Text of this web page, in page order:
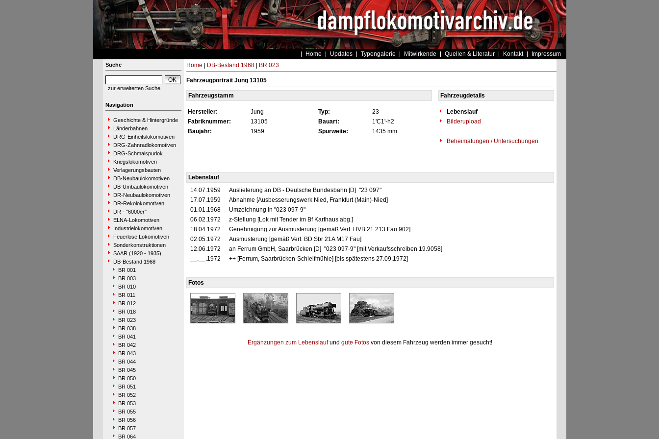
Home Updates Typengalerie Mitwirkende Quellen & Literatur Kontakt Impressum
Suche
zur erweiterten Suche
Navigation
Geschichte & Hintergründe
Länderbahnen
DRG-Einheitslokomotiven
DRG-Zahnradlokomotiven
DRG-Schmalspurlok.
Kriegslokomotiven
Verlagerungsbauten
DB-Neubaulokomotiven
DB-Umbaulokomotiven
DR-Neubaulokomotiven
DR-Rekolokomotiven
DR - "6000er"
ELNA-Lokomotiven
Industrielokomotiven
Feuerlose Lokomotiven
Sonderkonstruktionen
SAAR (1920 - 1935)
DB-Bestand 1968
BR 001
BR 003
BR 010
BR 011
BR 012
BR 018
BR 023
BR 038
BR 041
BR 042
BR 043
BR 044
BR 045
BR 050
BR 051
BR 052
BR 053
BR 055
BR 056
BR 057
BR 064
Home DB-Bestand 1968| BR 023
Fahrzeugportrait Jung 13105
Fahrzeugstamm Fahrzeugdetails
Hersteller: Jung Typ: 23
Lebenslauf
Fabriknummer:
13105 Bauart: 1'C1'-h2
Bilderupload
Baujahr:
1959 Spurweite:
1435 mm
Beheimatungen / Untersuchungen
Lebenslauf
14.07.1959
Auslieferung an DB - Deutsche Bundesbahn [D] "23 097"
17.07.1959
Abnahme [Ausbesserungswerk Nied, Frankfurt (Main)-Nied]
01.01.1968
Umzeichnung in "023 097-9"
06.02.1972
z-Stellung [Lok mit Tender im Bf Karthaus abg.]
18.04.1972
Genehmigung zur Ausmusterung [gemäß Verf. HVB 21.213 Fau 902]
02.05.1972
Ausmusterung [gemäß Verf. BD Sbr 21A M17 Fau]
12.06.1972
an Ferrum GmbH, Saarbrücken [D] "023 097-9" [mit Verkaufsschreiben 19.9058]
__.__.1972
++ [Ferrum, Saarbrücken-Schleifmühle] [bis spätestens 27.09.1972]
Fotos
Ergänzungen zum Lebenslaufund gute Fotos von diesem Fahrzeug werden immer gesucht!